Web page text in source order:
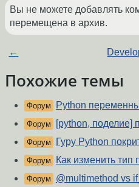
Вы не можете добавлять
перемещена в архив.
←
Похожие темы
Форум Python
Форум [python, поделие]
Форум Гуру Python
Форум Как изменить
Форум @multimethod vs